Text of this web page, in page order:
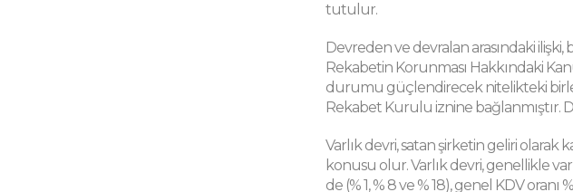
tutulur.
Devreden ve devralan arasındaki ilişki,
Rekabetin Korunması Hakkındaki
durumu güçlendirecek nitelikteki
Rekabet Kurulu iznine bağlanmıştır.
Varlık devri, satan şirketin geliri
konusu olur. Varlık devri, genellikle
de (% 1, % 8 ve % 18), genel KDV